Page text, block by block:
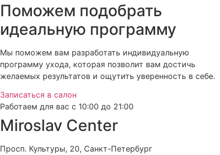
Поможем подобрать
идеальную программу
Мы поможем вам разработать индивидуальную
программу ухода, которая позволит вам достичь
желаемых результатов и ощутить уверенность в себе.
Записаться в салон
Работаем для вас с 10:00 до 21:00
Miroslav Сenter
Просп. Культуры, 20, Санкт-Петербург